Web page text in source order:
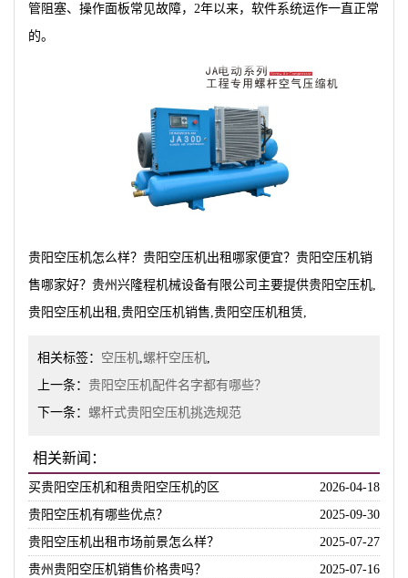
管阻塞、操作面板常见故障，2年以来，软件系统运作一直正常
的。
贵阳空压机怎么样？贵阳空压机出租哪家便宜？贵阳空压机销
售哪家好？贵州兴隆程机械设备有限公司主要提供贵阳空压机,
贵阳空压机出租,贵阳空压机销售,贵阳空压机租赁,
相关标签： 空压机 螺杆空压机
上一条： 贵阳空压机配件名字都有哪些？
下一条： 螺杆式贵阳空压机挑选规范
相关新闻：
买贵阳空压机和租贵阳空压机的区
2026-04-18
贵阳空压机有哪些优点？
2025-09-30
贵阳空压机出租市场前景怎么样？
2025-07-27
贵州贵阳空压机销售价格贵吗？
2025-07-16